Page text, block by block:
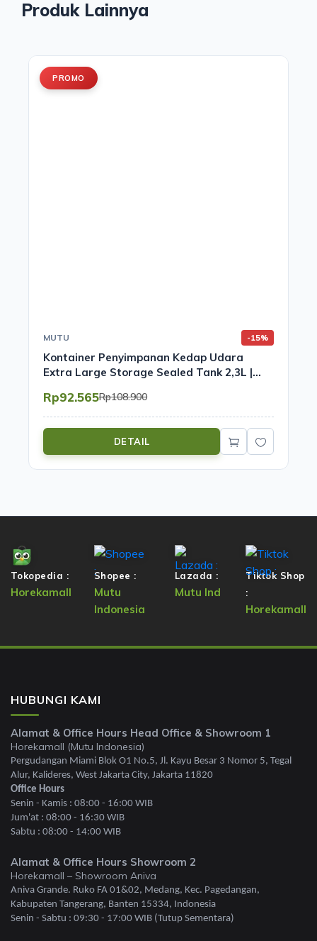
Produk Lainnya
PROMO
MUTU -15%
Kontainer Penyimpanan Kedap Udara
Extra Large Storage Sealed Tank 2,3L |
Rp92.565Rp108.900
DETAIL
Tokopedia :
Horekamall
Shopee :
Mutu
Indonesia
Lazada :
Mutu Ind
Tiktok Shop
:
Horekamall
HUBUNGI KAMI
Alamat & Office Hours Head Office & Showroom 1
Horekamall (Mutu Indonesia)
Pergudangan Miami Blok O1 No.5, Jl. Kayu Besar 3 Nomor 5, Tegal
Alur, Kalideres, West Jakarta City, Jakarta 11820
Office Hours
Senin - Kamis : 08:00 - 16:00 WIB
Jum'at : 08:00 - 16:30 WIB
Sabtu : 08:00 - 14:00 WIB
Alamat & Office Hours Showroom 2
Horekamall – Showroom Aniva
Aniva Grande. Ruko FA 01&02, Medang, Kec. Pagedangan,
Kabupaten Tangerang, Banten 15334, Indonesia
Senin - Sabtu : 09:30 - 17:00 WIB (Tutup Sementara)